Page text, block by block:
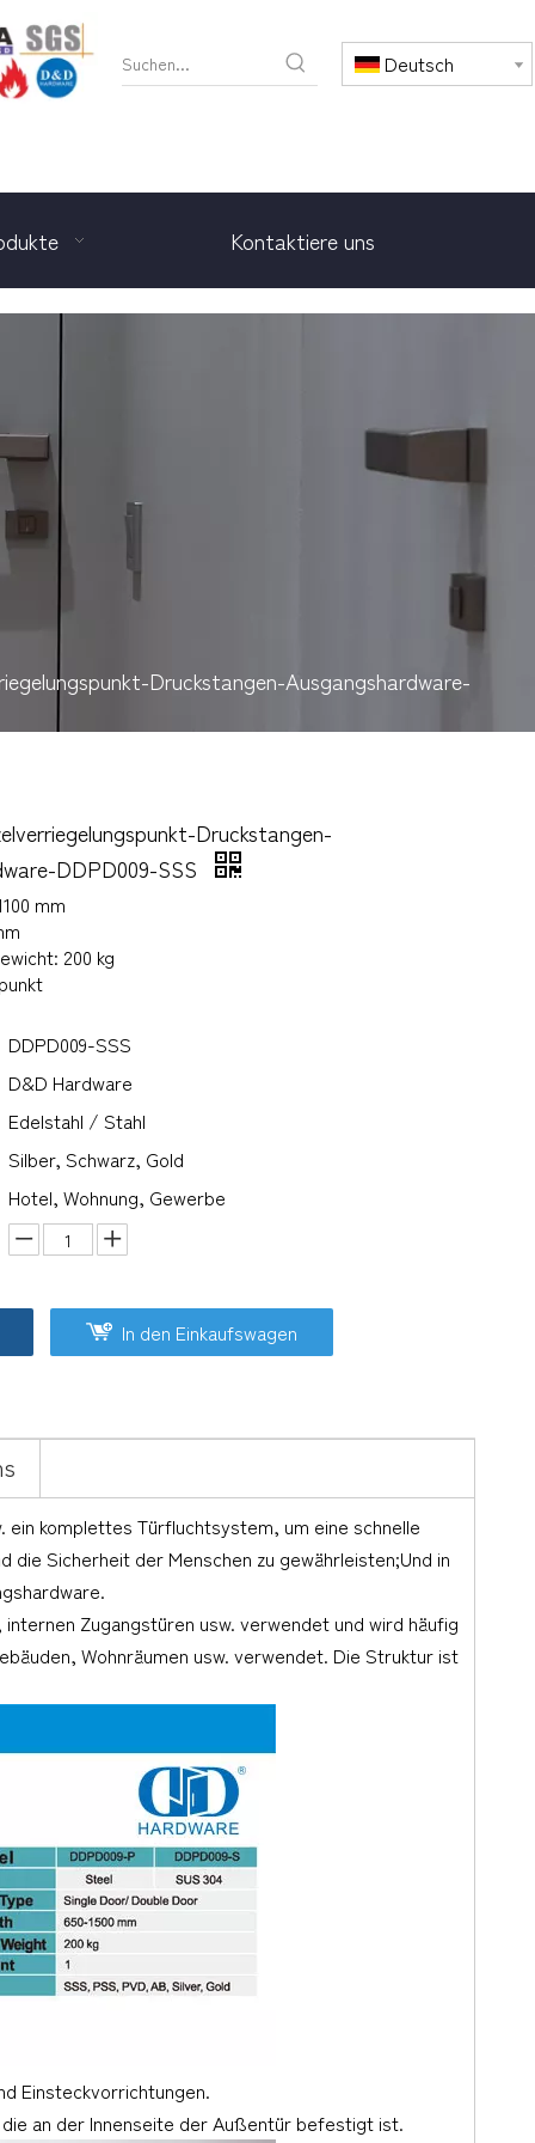
Deutsch
Kontaktiere uns
Druckstangen-Ausgangshardware-
Druckstangen-
DDPD009-SSS
mm
200 kg
DDPD009-SSS
D&D Hardware
Edelstahl / Stahl
Silber, Schwarz, Gold
Hotel, Wohnung, Gewerbe
In den Einkaufswagen
ein komplettes Türfluchtsystem, um eine schnelle
die Sicherheit der Menschen zu gewährleisten;Und in
Zugangstüren usw. verwendet und wird häufig
Wohnräumen usw. verwendet. Die Struktur ist
Einsteckvorrichtungen.
an der Innenseite der Außentür befestigt ist.